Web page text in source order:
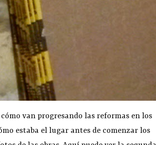
van progresando las reformas en los
estaba el lugar antes de comenzar los